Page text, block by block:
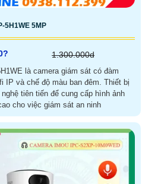
5H1WE 5MP
1.300.000d
là camera giám sát có đàm
chế độ màu ban đêm. Thiết bị
tiên tiến để cung cấp hình ảnh
cho việc giám sát an ninh